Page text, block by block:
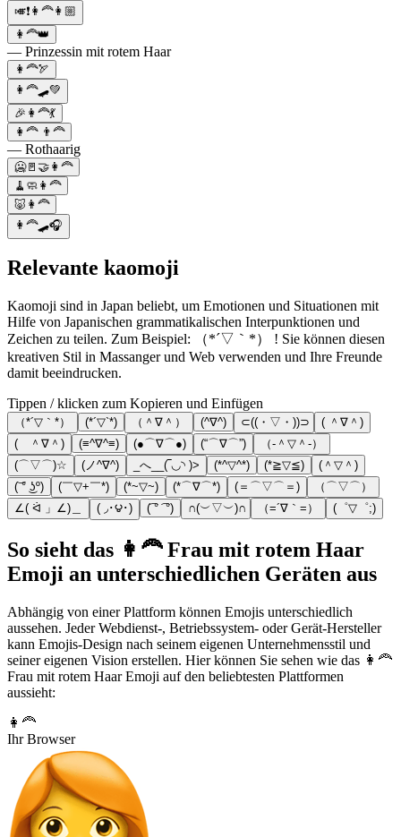
🎺❗👩‍🦰👩🏼
👩‍🦰👑
— Prinzessin mit rotem Haar
👩‍🦰🏹
👩‍🦰🛹💚
🎉👩‍🦰💃
👩‍🦰 👨‍🦰
— Rothaarig
🥶🚪🤝👩‍🦰
🧹🧼👩‍🦰
🐷👩‍🦰
👩‍🦰🛹🎧
Relevante kaomoji
Kaomoji sind in Japan beliebt, um Emotionen und Situationen mit
Hilfe von Japanischen grammatikalischen Interpunktionen und
Zeichen zu teilen. Zum Beispiel: （*´▽｀*） ! Sie können diesen
kreativen Stil in Massanger und Web verwenden und Ihre Freunde
damit beeindrucken.
Tippen / klicken zum Kopieren und Einfügen
（*´▽｀*） (*´▽`*) （＾∇＾） (^∇^) ⊂((・▽・))⊃
( ＾∇＾)
( ＾∇＾)
(≡^∇^≡) (●⌒∇⌒●) (“⌒∇⌒”)
（‐＾▽＾‐）
(⌒▽⌒)☆
(ノ^∇^) _へ__(‾◡◝ )> (*^▽^*) (*≧▽≦)
(＾▽＾)
(͝ ° ͜ʖº)
(￣▽+￣*) (*~▽~) (*⌒∇⌒*) (＝⌒▽⌒＝)
（⌒▽⌒）
∠( ᐛ 」∠)＿
( ◞･౪･) (͡ ° ͡ °) ∩(︶▽︶)∩ （=´∇｀=） (゜▽゜;)
So sieht das 👩‍🦰 Frau mit rotem Haar
Emoji an unterschiedlichen Geräten aus
Abhängig von einer Plattform können Emojis unterschiedlich
aussehen. Jeder Webdienst-, Betriebssystem- oder Gerät-Hersteller
kann Emojis-Design nach seinem eigenen Unternehmensstil und
seiner eigenen Vision erstellen. Hier können Sie sehen wie das 👩‍🦰
Frau mit rotem Haar Emoji auf den beliebtesten Plattformen
aussieht:
👩‍🦰
Ihr Browser